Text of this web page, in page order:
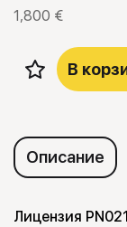
1,800 €
В
Описание
Лицензия